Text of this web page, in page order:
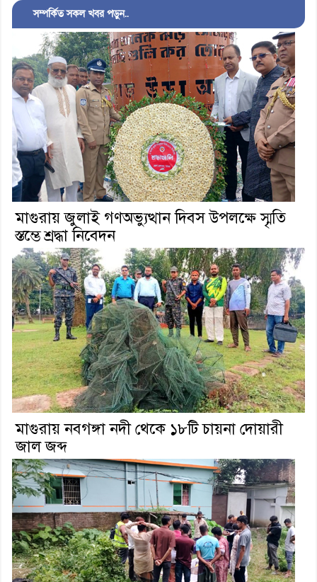
সম্পর্কিত সকল খবর পড়ুন..
মাগুরায় জুলাই গণঅভ্যুত্থান দিবস উপলক্ষে স্মৃতি
স্তম্ভে শ্রদ্ধা নিবেদন
মাগুরায় নবগঙ্গা নদী থেকে ১৮টি চায়না দোয়ারী
জাল জব্দ